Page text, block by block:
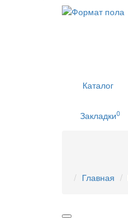
Каталог
Закладки0
Главная